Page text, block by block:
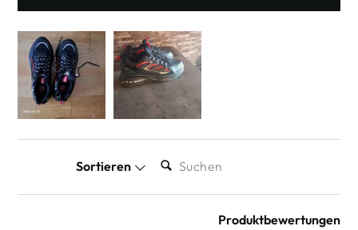
Sortieren
Produktbewertungen